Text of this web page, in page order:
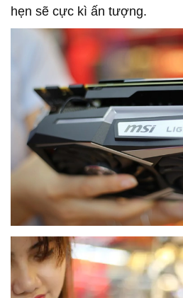
hẹn sẽ cực kì ấn tượng.